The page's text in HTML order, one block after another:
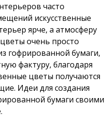
часто
искусственные
ярче, а атмосферу
очень просто
гофрированной бумаги,
фактуру, благодаря
цветы получаются
Идеи для создания
бумаги своими